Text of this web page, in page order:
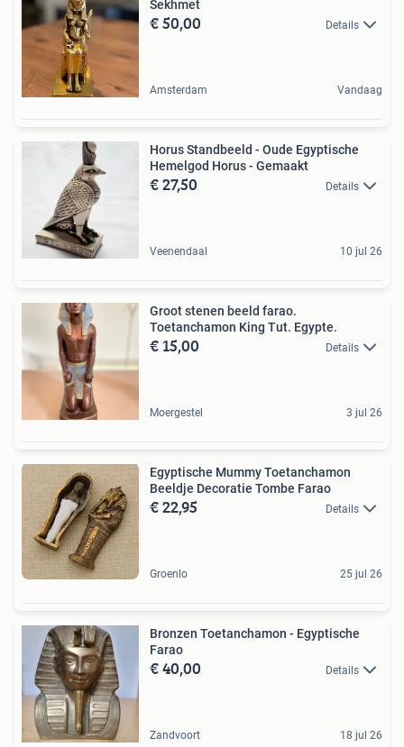
Sekhmet
€ 50,00 Details
Amsterdam Vandaag
Horus Standbeeld - Oude Egyptische
Hemelgod Horus - Gemaakt
€ 27,50 Details
Veenendaal 10 jul 26
Groot stenen beeld farao.
Toetanchamon King Tut. Egypte.
€ 15,00 Details
Moergestel 3 jul 26
Egyptische Mummy Toetanchamon
Beeldje Decoratie Tombe Farao
€ 22,95 Details
Groenlo 25 jul 26
Bronzen Toetanchamon - Egyptische
Farao
€ 40,00 Details
Zandvoort 18 jul 26